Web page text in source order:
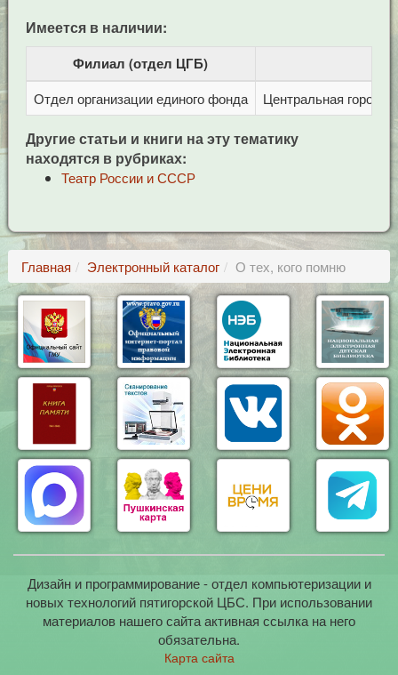
Имеется в наличии:
Филиал (отдел ЦГБ)
Отдел организации единого фонда Центральная
Другие статьи и книги на эту тематику
находятся в рубриках:
Театр России и СССР
Главная Электронный каталог О тех, кого помню
Дизайн и программирование - отдел компьютеризации и
новых технологий пятигорской ЦБС. При использовании
материалов нашего сайта активная ссылка на него
обязательна.
Карта сайта